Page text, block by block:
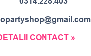
CONTACT »